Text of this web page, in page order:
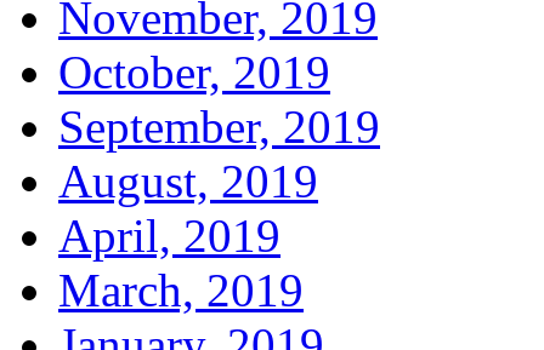
November, 2019
October, 2019
September, 2019
August, 2019
April, 2019
March, 2019